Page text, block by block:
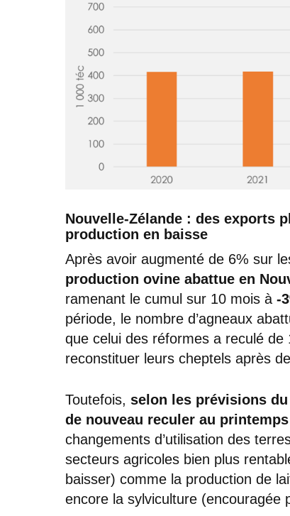
Nouvelle-Zélande : des exports
production en baisse
Après avoir augmenté de 6% sur
production ovine abattue en
ramenant le cumul sur 10 mois à -
période, le nombre d’agneaux
que celui des réformes a reculé
reconstituer leurs cheptels après
Toutefois, selon les prévisions
de nouveau reculer au printemps
changements d’utilisation des
secteurs agricoles bien plus
baisser) comme la production de
encore la sylviculture (encouragée